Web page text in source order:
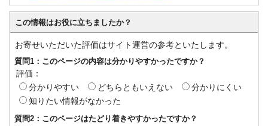
この情報はお役に立ちましたか？
お寄せいただいた評価はサイト運営の参考といたします。
質問1：このページの内容は分かりやすかったですか？
評価：
分かりやすい
どちらともいえない
分かりにくい
知りたい情報がなかった
質問2：このページはたどり着きやすかったですか？